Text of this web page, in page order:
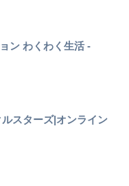
ン わくわく生活 -
スターズ|オンライン